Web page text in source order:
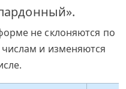
не склоняются по
и изменяются